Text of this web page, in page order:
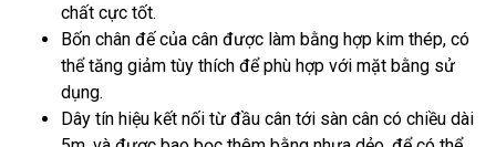
chất cực tốt.
Bốn chân đế của cân được làm bằng hợp kim thép, có
thể tăng giảm tùy thích để phù hợp với mặt bằng sử
dụng.
Dây tín hiệu kết nối từ đầu cân tới sàn cân có chiều dài